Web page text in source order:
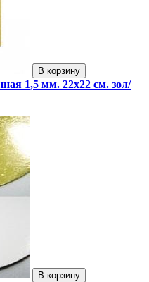
В корзину
1,5 мм. 22х22 см. зол/
В корзину